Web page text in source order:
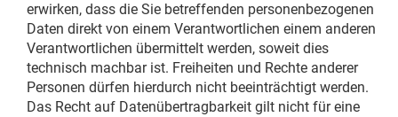
erwirken, dass die Sie betreffenden personenbezogenen
Daten direkt von einem Verantwortlichen einem anderen
Verantwortlichen übermittelt werden, soweit dies
technisch machbar ist. Freiheiten und Rechte anderer
Personen dürfen hierdurch nicht beeinträchtigt werden.
Das Recht auf Datenübertragbarkeit gilt nicht für eine